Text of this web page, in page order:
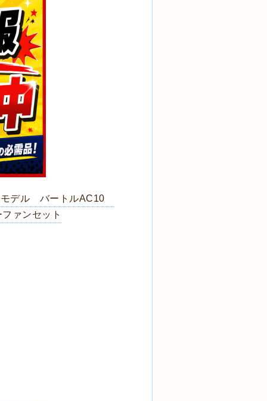
デル バートルAC10
ァンセット